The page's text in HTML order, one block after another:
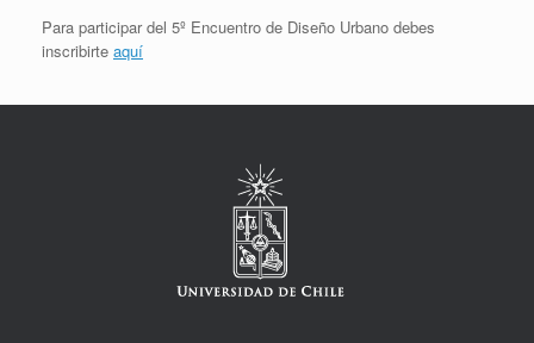
Para participar del 5º Encuentro de Diseño Urbano debes
inscribirte aquí